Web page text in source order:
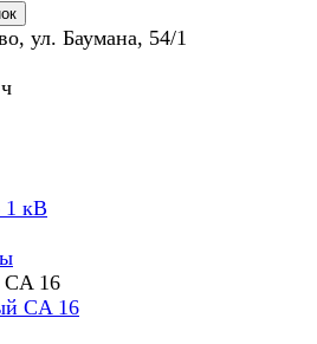
ул. Баумана, 54/1
1 кВ
16